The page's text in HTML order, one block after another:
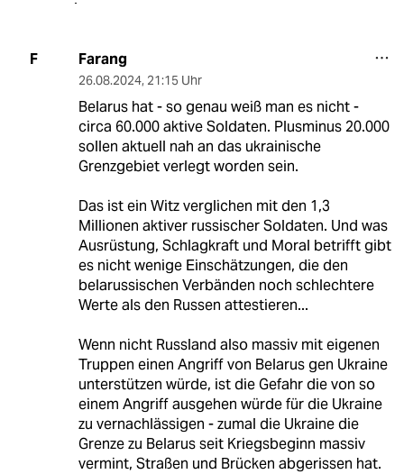
F Farang
26.08.2024, 21:15 Uhr
Belarus hat - so genau weiß man es nicht -
circa 60.000 aktive Soldaten. Plusminus 20.000
sollen aktuell nah an das ukrainische
Grenzgebiet verlegt worden sein.
Das ist ein Witz verglichen mit den 1,3
Millionen aktiver russischer Soldaten. Und was
Ausrüstung, Schlagkraft und Moral betrifft gibt
es nicht wenige Einschätzungen, die den
belarussischen Verbänden noch schlechtere
Werte als den Russen attestieren...
Wenn nicht Russland also massiv mit eigenen
Truppen einen Angriff von Belarus gen Ukraine
unterstützen würde, ist die Gefahr die von so
einem Angriff ausgehen würde für die Ukraine
zu vernachlässigen - zumal die Ukraine die
Grenze zu Belarus seit Kriegsbeginn massiv
vermint, Straßen und Brücken abgerissen hat.